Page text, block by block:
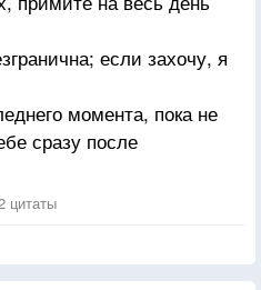
если захочу, я
момента, пока не
сразу после
цитаты